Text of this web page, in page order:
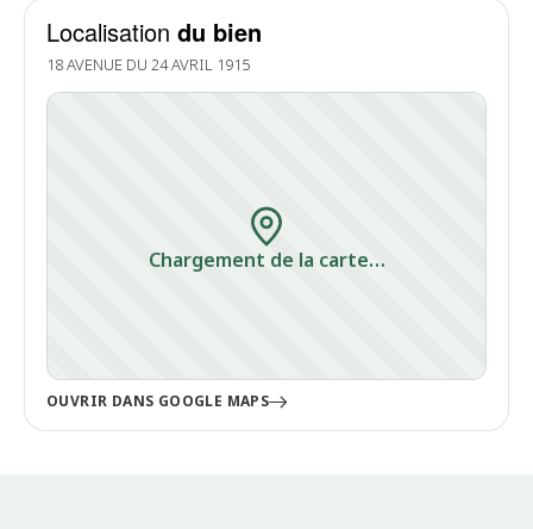
Localisation du bien
18 AVENUE DU 24 AVRIL 1915
Chargement de la carte…
OUVRIR DANS GOOGLE MAPS